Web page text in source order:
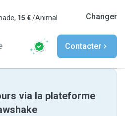
15 €/Animal
Changer
Contacter
via la plateforme